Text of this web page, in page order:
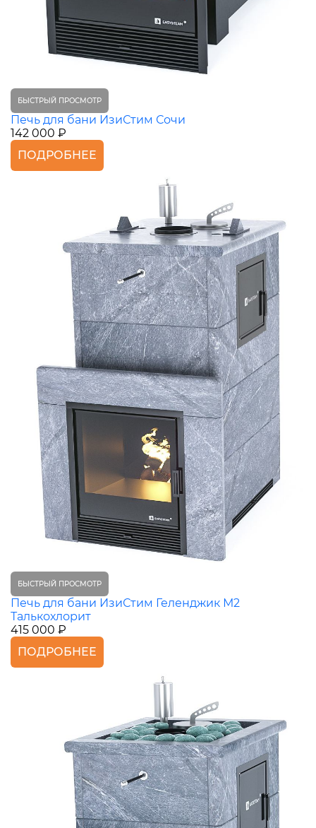
БЫСТРЫЙ ПРОСМОТР
Печь для бани ИзиСтим Сочи
142 000 ₽
ПОДРОБНЕЕ
БЫСТРЫЙ ПРОСМОТР
Печь для бани ИзиСтим Геленджик М2
Талькохлорит
415 000 ₽
ПОДРОБНЕЕ